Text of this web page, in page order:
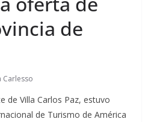
de
Carlesso
de Villa Carlos Paz, estuvo
de Turismo de América